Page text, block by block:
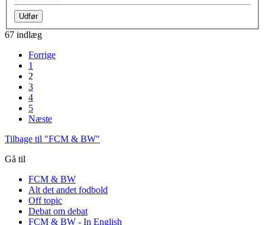
67 indlæg
Forrige
1
2
3
4
5
Næste
Tilbage til "FCM & BW"
Gå til
FCM & BW
Alt det andet fodbold
Off topic
Debat om debat
FCM & BW - In English